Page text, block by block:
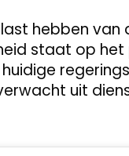
hebben van
staat op
uit